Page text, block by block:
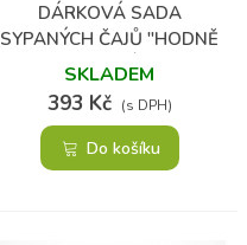
DÁRKOVÁ SADA
SYPANÝCH ČAJŮ "HODNĚ
ŠTĚSTÍ"
SKLADEM
393 Kč (s DPH)
Do košíku